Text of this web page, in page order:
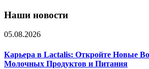
Наши новости
05.08.2026
Карьера в Lactalis: Откройте Новые
Молочных Продуктов и Питания